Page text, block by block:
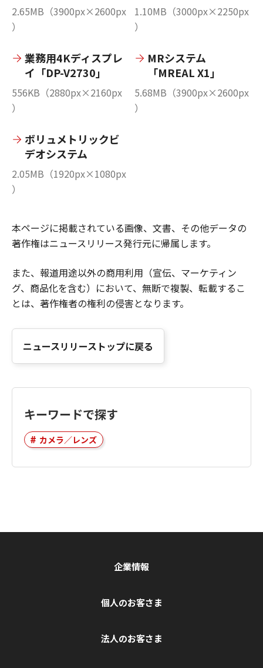
2.65MB（3900px×2600px
）
1.10MB（3000px×2250px
）
業務用4Kディスプレ
イ「DP-V2730」
556KB（2880px×2160px
）
MRシステム
「MREAL X1」
5.68MB（3900px×2600px
）
ボリュメトリックビ
デオシステム
2.05MB（1920px×1080px
）
本ページに掲載されている画像、文書、その他データの
著作権はニュースリリース発行元に帰属します。
また、報道用途以外の商用利用（宣伝、マーケティン
グ、商品化を含む）において、無断で複製、転載するこ
とは、著作権者の権利の侵害となります。
ニュースリリーストップに戻る
キーワードで探す
カメラ／レンズ
企業情報
個人のお客さま
法人のお客さま